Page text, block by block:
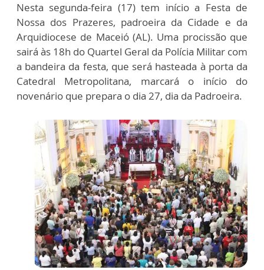
Nesta segunda-feira (17) tem início a Festa de
Nossa dos Prazeres, padroeira da Cidade e da
Arquidiocese de Maceió (AL). Uma procissão que
sairá às 18h do Quartel Geral da Polícia Militar com
a bandeira da festa, que será hasteada à porta da
Catedral Metropolitana, marcará o início do
novenário que prepara o dia 27, dia da Padroeira.